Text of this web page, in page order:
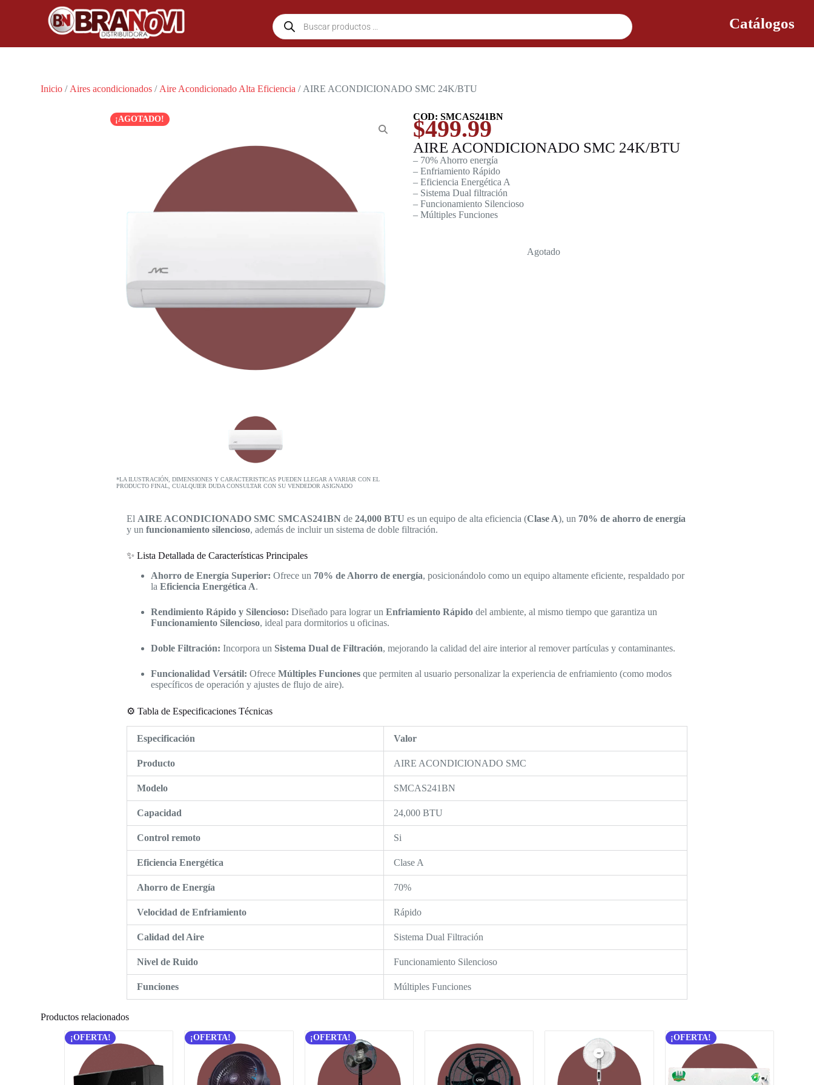
Catálogos
Inicio / Aires acondicionados / Aire Acondicionado Alta Eficiencia / AIRE ACONDICIONADO SMC 24K/BTU
¡AGOTADO!
*LA ILUSTRACIÓN, DIMENSIONES Y CARACTERISTICAS PUEDEN LLEGAR A VARIAR CON EL
PRODUCTO FINAL, CUALQUIER DUDA CONSULTAR CON SU VENDEDOR ASIGNADO
COD: SMCAS241BN
$499.99
AIRE ACONDICIONADO SMC 24K/BTU
– 70% Ahorro energía
– Enfriamiento Rápido
– Eficiencia Energética A
– Sistema Dual filtración
– Funcionamiento Silencioso
– Múltiples Funciones
Agotado
El AIRE ACONDICIONADO SMC SMCAS241BN de 24,000 BTU es un equipo de alta eficiencia (Clase A), un 70% de ahorro de energía
y un funcionamiento silencioso, además de incluir un sistema de doble filtración.
✨ Lista Detallada de Características Principales
Ahorro de Energía Superior: Ofrece un 70% de Ahorro de energía, posicionándolo como un equipo altamente eficiente, respaldado por
la Eficiencia Energética A.
Rendimiento Rápido y Silencioso: Diseñado para lograr un Enfriamiento Rápidodel ambiente, al mismo tiempo que garantiza un
Funcionamiento Silencioso, ideal para dormitorios u oficinas.
Doble Filtración: Incorpora un Sistema Dual de Filtración, mejorando la calidad del aire interior al remover partículas y contaminantes.
Funcionalidad Versátil: Ofrece Múltiples Funcionesque permiten al usuario personalizar la experiencia de enfriamiento (como modos
específicos de operación y ajustes de flujo de aire).
⚙️ Tabla de Especificaciones Técnicas
Especificación Valor
Producto AIRE ACONDICIONADO SMC
Modelo SMCAS241BN
Capacidad 24,000 BTU
Control remoto Si
Eficiencia Energética Clase A
Ahorro de Energía 70%
Velocidad de Enfriamiento Rápido
Calidad del Aire Sistema Dual Filtración
Nivel de Ruido Funcionamiento Silencioso
Funciones Múltiples Funciones
Productos relacionados
¡OFERTA! ¡OFERTA! ¡OFERTA! ¡OFERTA!